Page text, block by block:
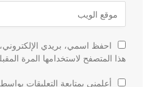
احفظ اسمي، بريدي
هذا المتصفح لاستخدامها المرة
أعلمني بمتابعة التعليقات